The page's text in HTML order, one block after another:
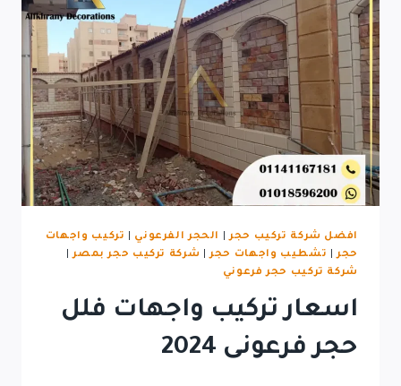
افضل شركة تركيب حجر| الحجر الفرعوني
تركيب واجهات
حجر| تشطيب واجهات حجر| شركة تركيب حجر بمصر|
شركة تركيب حجر فرعوني
اسعار تركيب واجهات فلل
حجر فرعونى 2024